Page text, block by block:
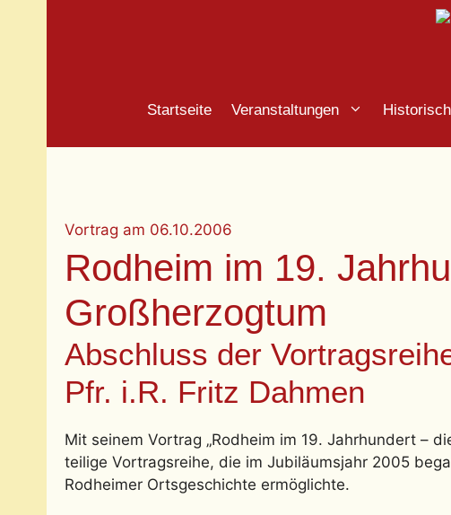
Startseite Veranstaltungen
Vortrag am 06.10.2006
Rodheim im 19.
Großherzogtum
Abschluss der
Pfr. i.R. Fritz Dahmen
Mit seinem Vortrag „Rodheim im 19. Jahrhundert –
teilige Vortragsreihe, die im Jubiläumsjahr 2005
Rodheimer Ortsgeschichte ermöglichte.